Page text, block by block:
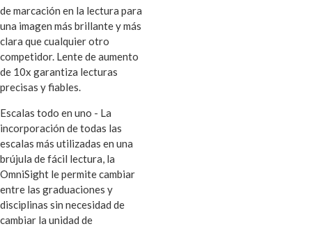
de marcación en la lectura para
una imagen más brillante y más
clara que cualquier otro
competidor. Lente de aumento
de 10x garantiza lecturas
precisas y fiables.
Escalas todo en uno - La
incorporación de todas las
escalas más utilizadas en una
brújula de fácil lectura, la
OmniSight le permite cambiar
entre las graduaciones y
disciplinas sin necesidad de
cambiar la unidad de